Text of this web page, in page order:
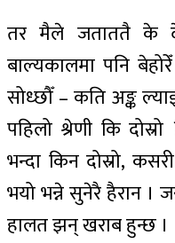
तर मैले जताततै के
बाल्यकालमा पनि
सोध्छौँ – कति अङ्क
पहिलो श्रेणी कि
भन्दा किन दोस्रो,
भयो भन्ने सुनेरै हैरान
हालत झन् खराब हुन्छ ।